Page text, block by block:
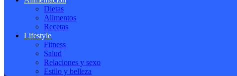
Dietas
Alimentos
Recetas
Lifestyle
Fitness
Salud
Relaciones y sexo
Estilo y belleza